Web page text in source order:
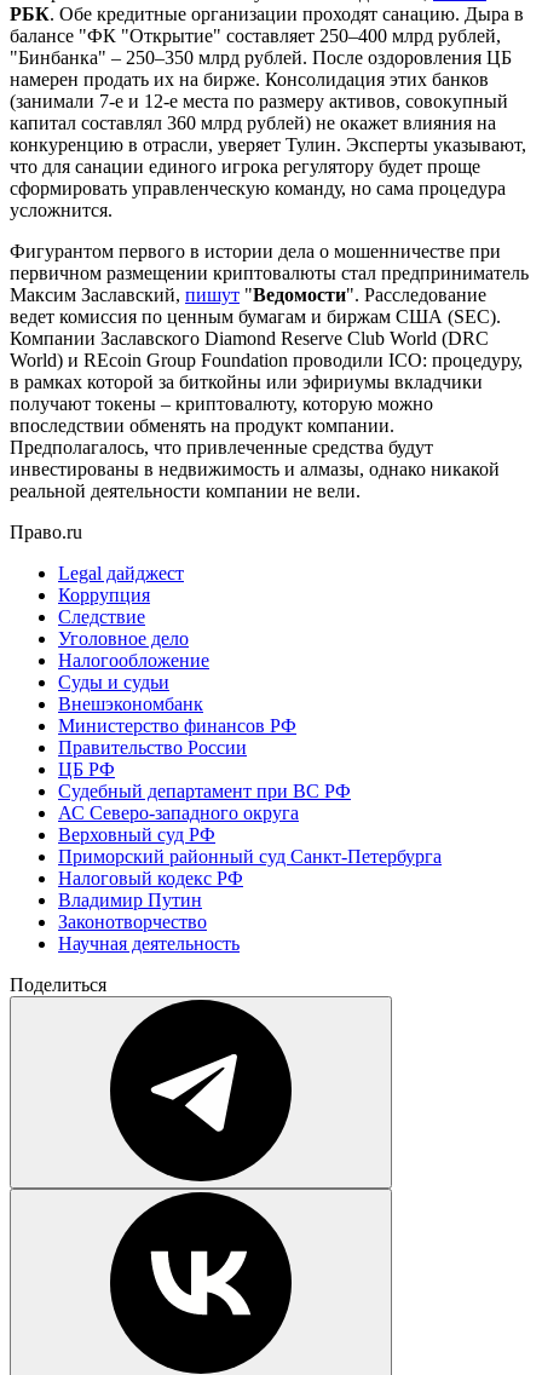
РБК. Обе кредитные организации проходят санацию. Дыра в
балансе "ФК "Открытие" составляет 250–400 млрд рублей,
"Бинбанка" – 250–350 млрд рублей. После оздоровления ЦБ
намерен продать их на бирже. Консолидация этих банков
(занимали 7-е и 12-е места по размеру активов, совокупный
капитал составлял 360 млрд рублей) не окажет влияния на
конкуренцию в отрасли, уверяет Тулин. Эксперты указывают,
что для санации единого игрока регулятору будет проще
сформировать управленческую команду, но сама процедура
усложнится.
Фигурантом первого в истории дела о мошенничестве при
первичном размещении криптовалюты стал предприниматель
Максим Заславский, пишут "Ведомости". Расследование
ведет комиссия по ценным бумагам и биржам США (SEC).
Компании Заславского Diamond Reserve Club World (DRC
World) и REcoin Group Foundation проводили ICO: процедуру,
в рамках которой за биткойны или эфириумы вкладчики
получают токены – криптовалюту, которую можно
впоследствии обменять на продукт компании.
Предполагалось, что привлеченные средства будут
инвестированы в недвижимость и алмазы, однако никакой
реальной деятельности компании не вели.
Право.ru
Legal дайджест
Коррупция
Следствие
Уголовное дело
Налогообложение
Суды и судьи
Внешэкономбанк
Министерство финансов РФ
Правительство России
ЦБ РФ
Судебный департамент при ВС РФ
АС Северо-западного округа
Верховный суд РФ
Приморский районный суд Санкт-Петербурга
Налоговый кодекс РФ
Владимир Путин
Законотворчество
Научная деятельность
Поделиться